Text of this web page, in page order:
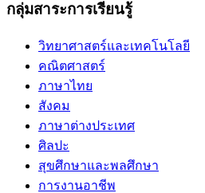
กลุ่มสาระการเรียนรู้
วิทยาศาสตร์และเทคโนโลยี
คณิตศาสตร์
ภาษาไทย
สังคม
ภาษาต่างประเทศ
ศิลปะ
สุขศึกษาและพลศึกษา
การงานอาชีพ